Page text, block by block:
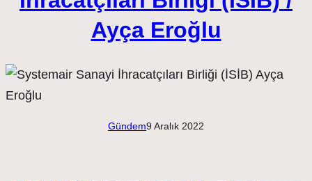
Ayça Eroğlu
Gündem9 Aralık 2022